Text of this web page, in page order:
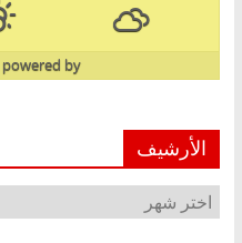
powered by
الأرشيف
الأرشيف